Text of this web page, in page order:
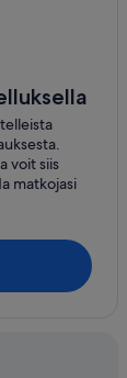
voit siis
matkojasi